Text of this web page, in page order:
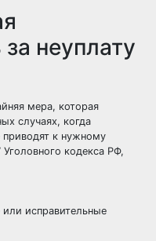
неуплату
мера, которая
случаях, когда
приводят к нужному
Уголовного кодекса РФ,
исправительные